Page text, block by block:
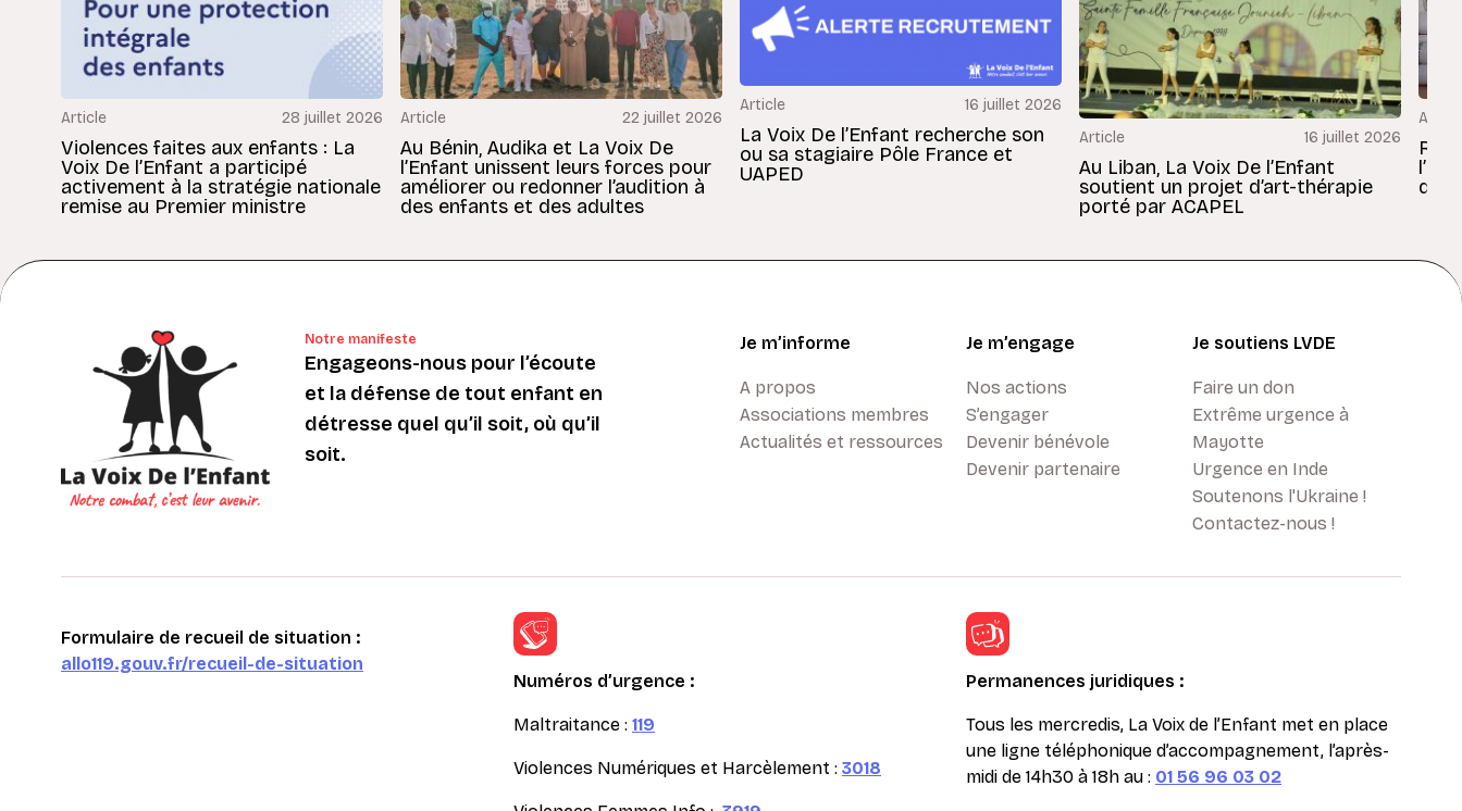
Article 28 juillet 2026
Violences faites aux enfants : La
Voix De l’Enfant a participé
activement à la stratégie nationale
remise au Premier ministre
Article 22 juillet 2026
Au Bénin, Audika et La Voix De
l’Enfant unissent leurs forces pour
améliorer ou redonner l’audition à
des enfants et des adultes
Article 16 juillet 2026
La Voix De l’Enfant recherche son
ou sa stagiaire Pôle France et
UAPED
Article 16 juillet 2026
Au Liban, La Voix De l’Enfant
soutient un projet d’art-thérapie
porté par ACAPEL
Notre manifeste
Engageons-nous pour l’écoute
et la défense de tout enfant en
détresse quel qu’il soit, où qu’il
soit.
Je m’informe
A propos
Associations membres
Actualités et ressources
Je m’engage
Nos actions
S’engager
Devenir bénévole
Devenir partenaire
Je soutiens LVDE
Faire un don
Extrême urgence à
Mayotte
Urgence en Inde
Soutenons l'Ukraine !
Contactez-nous !
Formulaire de recueil de situation :
allo119.gouv.fr/recueil-de-situation
Numéros d’urgence :
Maltraitance : 119
Violences Numériques et Harcèlement : 3018
Permanences juridiques :
Tous les mercredis, La Voix de l’Enfant met en place
une ligne téléphonique d’accompagnement, l’après-
midi de 14h30 à 18h au : 01 56 96 03 02